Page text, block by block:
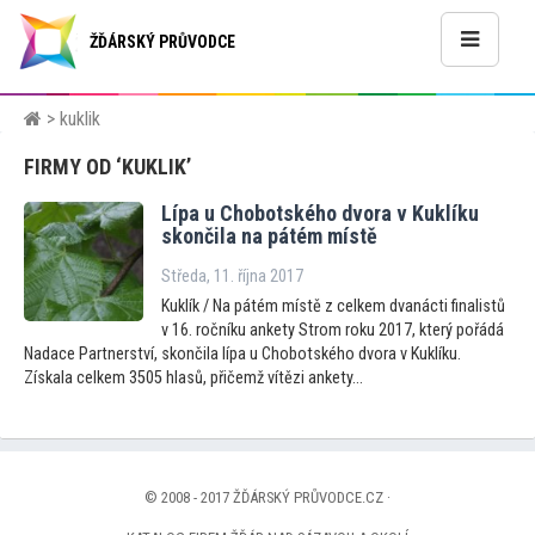
ŽĎÁRSKÝ PRŮVODCE
> kuklik
FIRMY OD ‘KUKLIK’
Lípa u Chobotského dvora v Kuklíku
skončila na pátém místě
Středa, 11. října 2017
Kuklík / Na pátém místě z celkem dvanácti finalistů
v 16. ročníku ankety Strom roku 2017, který pořádá
Nadace Partnerství, skončila lípa u Chobotského dvora v Kuklíku.
Získala celkem 3505 hlasů, přičemž vítězi ankety...
© 2008 - 2017 ŽĎÁRSKÝ PRŮVODCE.CZ ·